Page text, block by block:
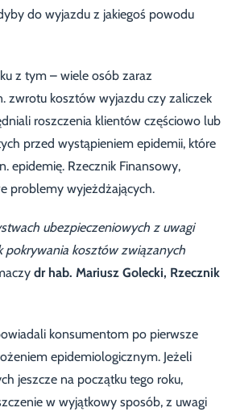
do wyjazdu z jakiegoś powodu
z tym – wiele osób zaraz
zwrotu kosztów wyjazdu czy zaliczek
roszczenia klientów częściowo lub
przed wystąpieniem epidemii, które
epidemię. Rzecznik Finansowy,
problemy wyjeżdżających.
ubezpieczeniowych z uwagi
pokrywania kosztów związanych
dr hab. Mariusz Golecki, Rzecznik
konsumentom po pierwsze
epidemiologicznym. Jeżeli
jeszcze na początku tego roku,
w wyjątkowy sposób, z uwagi